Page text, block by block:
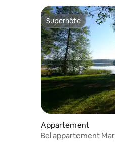
Superhôte
Superhôte
Appartement
Bel appartement